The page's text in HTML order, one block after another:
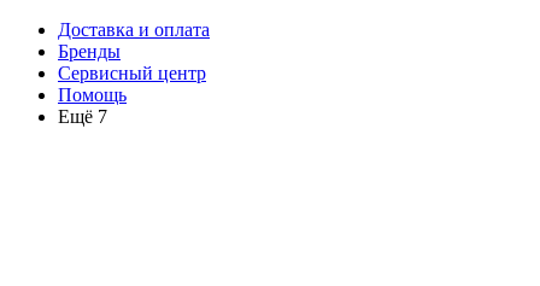
Доставка и оплата
Бренды
Сервисный центр
Помощь
Ещё 7